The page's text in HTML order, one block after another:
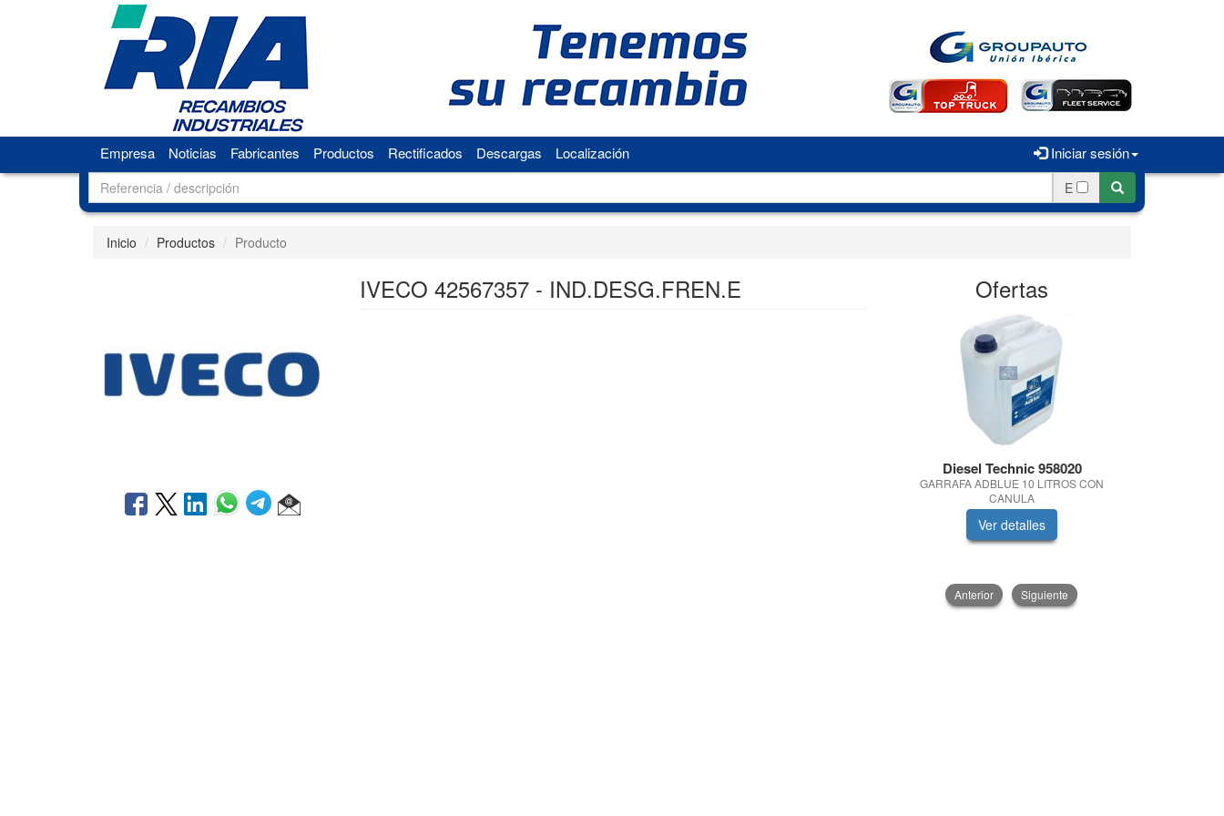
Iniciar sesión
Empresa Noticias Fabricantes Productos Rectificados Descargas Localización
E
Inicio Productos Producto
IVECO 42567357 - IND.DESG.FREN.E Ofertas
Diesel Technic 958020
GARRAFA ADBLUE 10 LITROS CON
CANULA
Ver detalles
Anterior Siguiente